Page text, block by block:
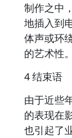
制作之中
地插入到
体声或环
的艺术性。
4 结束语
由于近些
的表现在
也引起了